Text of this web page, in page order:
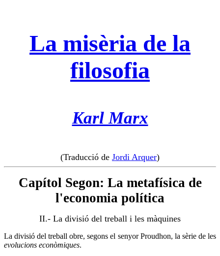
La misèria de la
filosofia
Karl Marx
(Traducció de Jordi Arquer)
Capítol Segon: La metafísica de
l'economia política
II.- La divisió del treball i les màquines
La divisió del treball obre, segons el senyor Proudhon, la sèrie de les
evolucions econòmiques.